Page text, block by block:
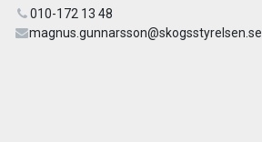
010-172 13 48
magnus.gunnarsson@skogsstyrelsen.se